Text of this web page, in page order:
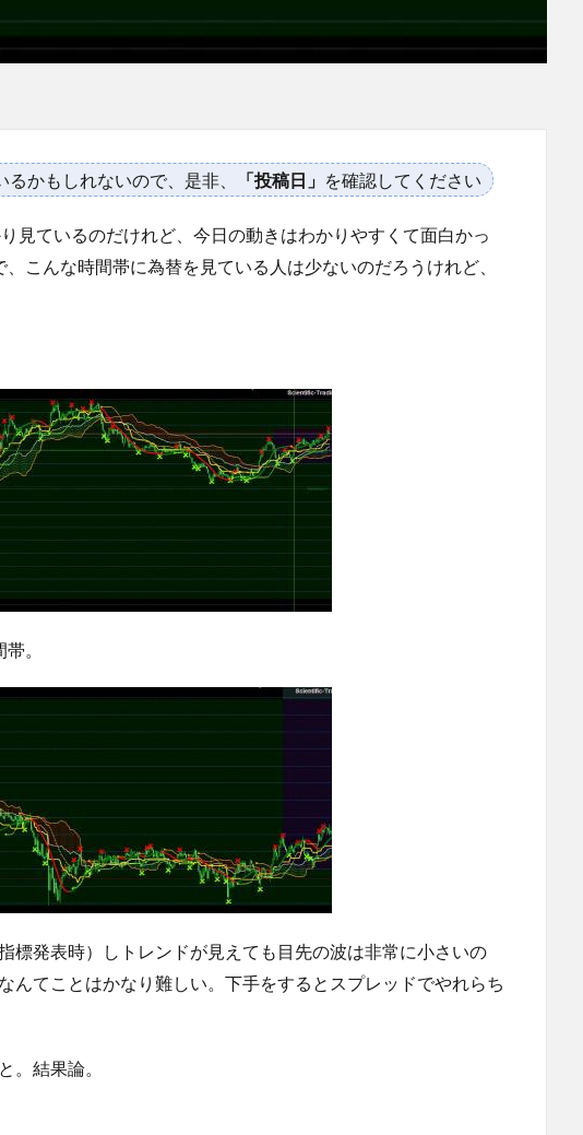
かもしれないので、是非、 「投稿日」 を確認してください
見ているのだけれど、今日の動きはわかりやすくて面白かっ
こんな時間帯に為替を見ている人は少ないのだろうけれど、
。
標発表時）しトレンドが見えても目先の波は非常に小さいの
んてことはかなり難しい。下手をするとスプレッドでやれらち
。結果論。